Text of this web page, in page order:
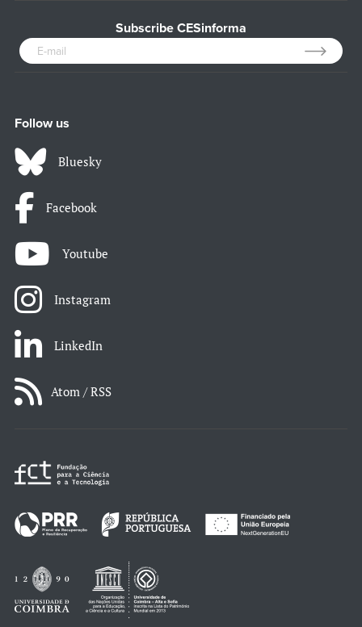
Subscribe CESinforma
Follow us
Bluesky
Facebook
Youtube
Instagram
LinkedIn
Atom / RSS